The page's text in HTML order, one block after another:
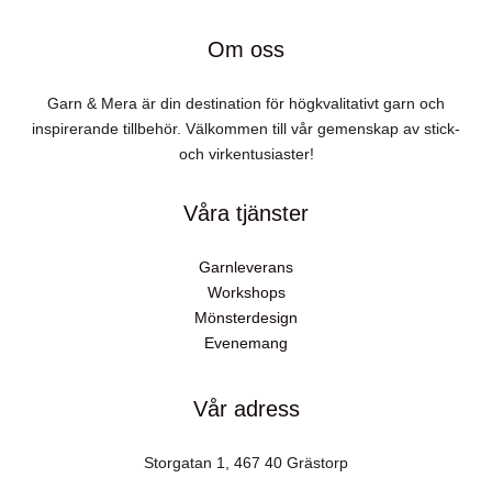
kan
väljas
Om oss
Garn & Mera är din destination för högkvalitativt garn och
inspirerande tillbehör. Välkommen till vår gemenskap av stick-
och virkentusiaster!
Våra tjänster
Garnleverans
Workshops
Mönsterdesign
Evenemang
Vår adress
Storgatan 1, 467 40 Grästorp